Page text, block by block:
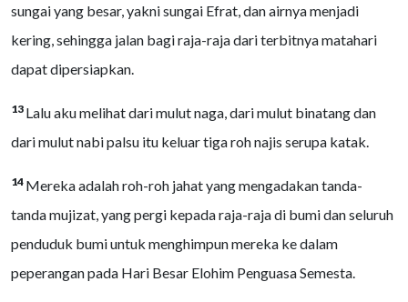
sungai yang besar, yakni sungai Efrat, dan airnya menjadi
kering, sehingga jalan bagi raja-raja dari terbitnya matahari
dapat dipersiapkan.
13 Lalu aku melihat dari mulut naga, dari mulut binatang dan
dari mulut nabi palsu itu keluar tiga roh najis serupa katak.
14 Mereka adalah roh-roh jahat yang mengadakan tanda-
tanda mujizat, yang pergi kepada raja-raja di bumi dan seluruh
penduduk bumi untuk menghimpun mereka ke dalam
peperangan pada Hari Besar Elohim Penguasa Semesta.